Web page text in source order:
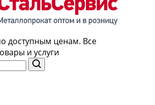
доступным ценам. Все
и услуги